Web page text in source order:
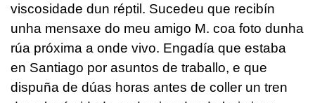
viscosidade dun réptil. Sucedeu que recibín
unha mensaxe do meu amigo M. coa foto dunha
rúa próxima a onde vivo. Engadía que estaba
en Santiago por asuntos de traballo, e que
dispuña de dúas horas antes de coller un tren